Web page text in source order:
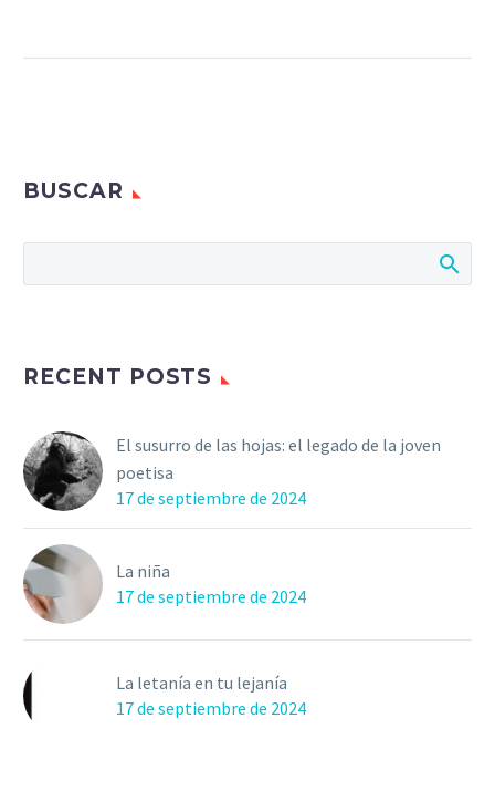
BUSCAR
RECENT POSTS
El susurro de las hojas: el legado de la joven
poetisa
17 de septiembre de 2024
La niña
17 de septiembre de 2024
La letanía en tu lejanía
17 de septiembre de 2024